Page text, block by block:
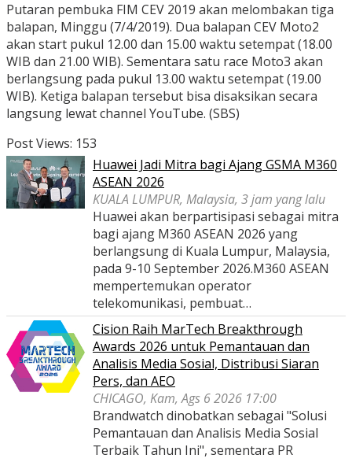
Putaran pembuka FIM CEV 2019 akan melombakan tiga
balapan, Minggu (7/4/2019). Dua balapan CEV Moto2
akan start pukul 12.00 dan 15.00 waktu setempat (18.00
WIB dan 21.00 WIB). Sementara satu race Moto3 akan
berlangsung pada pukul 13.00 waktu setempat (19.00
WIB). Ketiga balapan tersebut bisa disaksikan secara
langsung lewat channel YouTube. (SBS)
Post Views: 153
Huawei Jadi Mitra bagi Ajang GSMA M360
ASEAN 2026
KUALA LUMPUR, Malaysia, 3 jam yang lalu
Huawei akan berpartisipasi sebagai mitra
bagi ajang M360 ASEAN 2026 yang
berlangsung di Kuala Lumpur, Malaysia,
pada 9-10 September 2026.M360 ASEAN
mempertemukan operator
telekomunikasi, pembuat…
Cision Raih MarTech Breakthrough
Awards 2026 untuk Pemantauan dan
Analisis Media Sosial, Distribusi Siaran
Pers, dan AEO
CHICAGO, Kam, Ags 6 2026 17:00
Brandwatch dinobatkan sebagai "Solusi
Pemantauan dan Analisis Media Sosial
Terbaik Tahun Ini", sementara PR